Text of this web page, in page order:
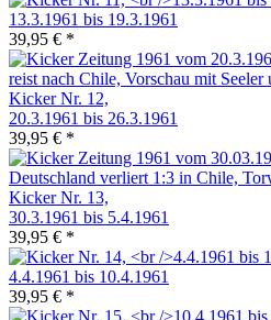
13.3.1961 bis 19.3.1961
39,95 € *
Kicker Nr. 12,
20.3.1961 bis 26.3.1961
39,95 € *
Kicker Nr. 13,
30.3.1961 bis 5.4.1961
39,95 € *
4.4.1961 bis 10.4.1961
39,95 € *